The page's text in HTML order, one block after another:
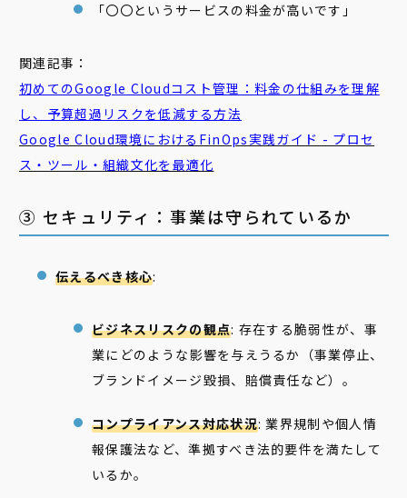
「〇〇というサービスの料金が高いです」
関連記事：
初めてのGoogle Cloudコスト管理：料金の仕組みを理解
し、予算超過リスクを低減する方法
Google Cloud環境におけるFinOps実践ガイド - プロセ
ス・ツール・組織文化を最適化
③ セキュリティ：事業は守られているか
伝えるべき核心:
ビジネスリスクの観点: 存在する脆弱性が、事
業にどのような影響を与えうるか（事業停止、
ブランドイメージ毀損、賠償責任など）。
コンプライアンス対応状況: 業界規制や個人情
報保護法など、準拠すべき法的要件を満たして
いるか。